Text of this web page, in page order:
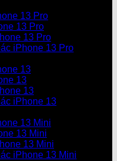
13 Pro
13 Pro
13 Pro
iPhone 13 Pro
13
13
13
iPhone 13
13 Mini
13 Mini
13 Mini
iPhone 13 Mini